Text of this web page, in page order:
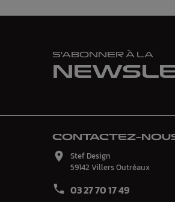
S'ABONNER À LA
CONTACTEZ-

Stef Design
59142 Villers Outréaux
 03 27 70 17 49